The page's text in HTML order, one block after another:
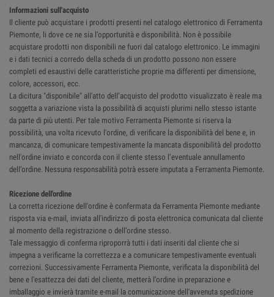
Informazioni sull'acquisto
Il cliente può acquistare i prodotti presenti nel catalogo elettronico di Ferramenta
Piemonte, li dove ce ne sia l’opportunità e disponibilità. Non è possibile
acquistare prodotti non disponibili ne fuori dal catalogo elettronico. Le immagini
e i dati tecnici a corredo della scheda di un prodotto possono non essere
completi ed esaustivi delle caratteristiche proprie ma differenti per dimensione,
colore, accessori, ecc.
La dicitura "disponibile" all'atto dell’acquisto del prodotto visualizzato è reale ma
soggetta a variazione vista la possibilità di acquisti plurimi nello stesso istante
da parte di più utenti. Per tale motivo Ferramenta Piemonte si riserva la
possibilità, una volta ricevuto l'ordine, di verificare la disponibilità del bene e, in
mancanza, di comunicare tempestivamente la mancata disponibilità del prodotto
nell'ordine inviato e concorda con il cliente stesso l’eventuale annullamento
dell’ordine. Nessuna responsabilità potrà essere imputata a Ferramenta Piemonte.
Ricezione dell'ordine
La corretta ricezione dell'ordine è confermata da Ferramenta Piemonte mediante
risposta via e-mail, inviata all'indirizzo di posta elettronica comunicata dal cliente
al momento della registrazione o dell’ordine stesso.
Tale messaggio di conferma riproporrà tutti i dati inseriti dal cliente che si
impegna a verificarne la correttezza e a comunicare tempestivamente eventuali
correzioni. Successivamente Ferramenta Piemonte, verificata la disponibilità del
bene e l'esattezza dei dati del cliente, metterà l’ordine in preparazione e
imballaggio e invierà tramite e-mail la comunicazione dell'avvenuta spedizione